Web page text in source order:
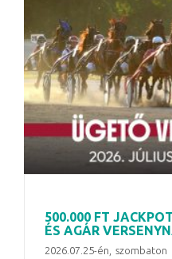
500.000 FT
ÉS AGÁR
2026.07.25-én,